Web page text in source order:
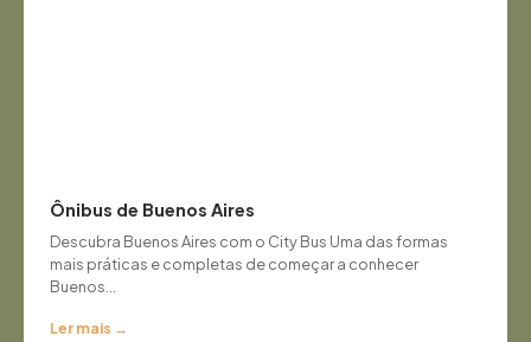
Ônibus de Buenos Aires
Descubra Buenos Aires com o City Bus Uma das formas
mais práticas e completas de começar a conhecer
Buenos...
Ler mais →